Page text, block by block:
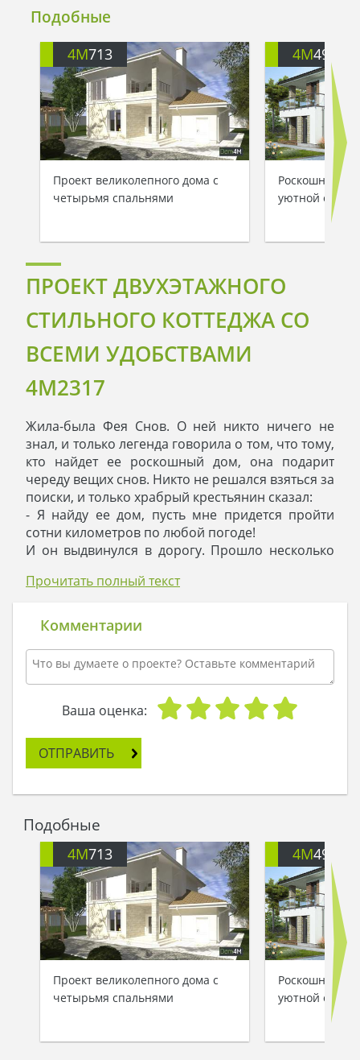
Подобные
4M713
Проект великолепного дома с
четырьмя спальнями
4M499
Роскошный
уютной
ПРОЕКТ ДВУХЭТАЖНОГО
СТИЛЬНОГО КОТТЕДЖА СО
ВСЕМИ УДОБСТВАМИ
4M2317
Жила-была Фея Снов. О ней никто ничего не
знал, и только легенда говорила о том, что тому,
кто найдет ее роскошный дом, она подарит
череду вещих снов. Никто не решался взяться за
поиски, и только храбрый крестьянин сказал:
- Я найду ее дом, пусть мне придется пройти
сотни километров по любой погоде!
И он выдвинулся в дорогу. Прошло несколько
белоснежные стены. Подойдя ближе, он увидел,
сдержанной элегантности окутывал дом, и
крестьянин позвонил в звонок.
Дверь отворила скромная девушка и
посмотрела на него глубокими карими глазами.
- Здравствуй, Фея Снов, - без вступления сказал
парень. – Я долго шел к твоему дому, и он
вещие сны, то мой путь был проделан не зря.
Красота твоего дома не сравнится ни с чем!
- Твоя жизнь изменится. Ступай, храбрый
парень, и удача поведет тебя по жизни!
Действительно, с тех пор жизнь крестьянина
изменилась: он стал состоятельным барином,
обзавелся капиталом и уважением. Но он изо
дня в день вспоминал белоснежный красивый
дом, словно талисман его удачи…
Прочитать полный текст
Комментарии
Ваша оценка:
ОТПРАВИТЬ
Подобные
4M713
Проект великолепного дома с
четырьмя спальнями
4M499
Роскошный
уютной